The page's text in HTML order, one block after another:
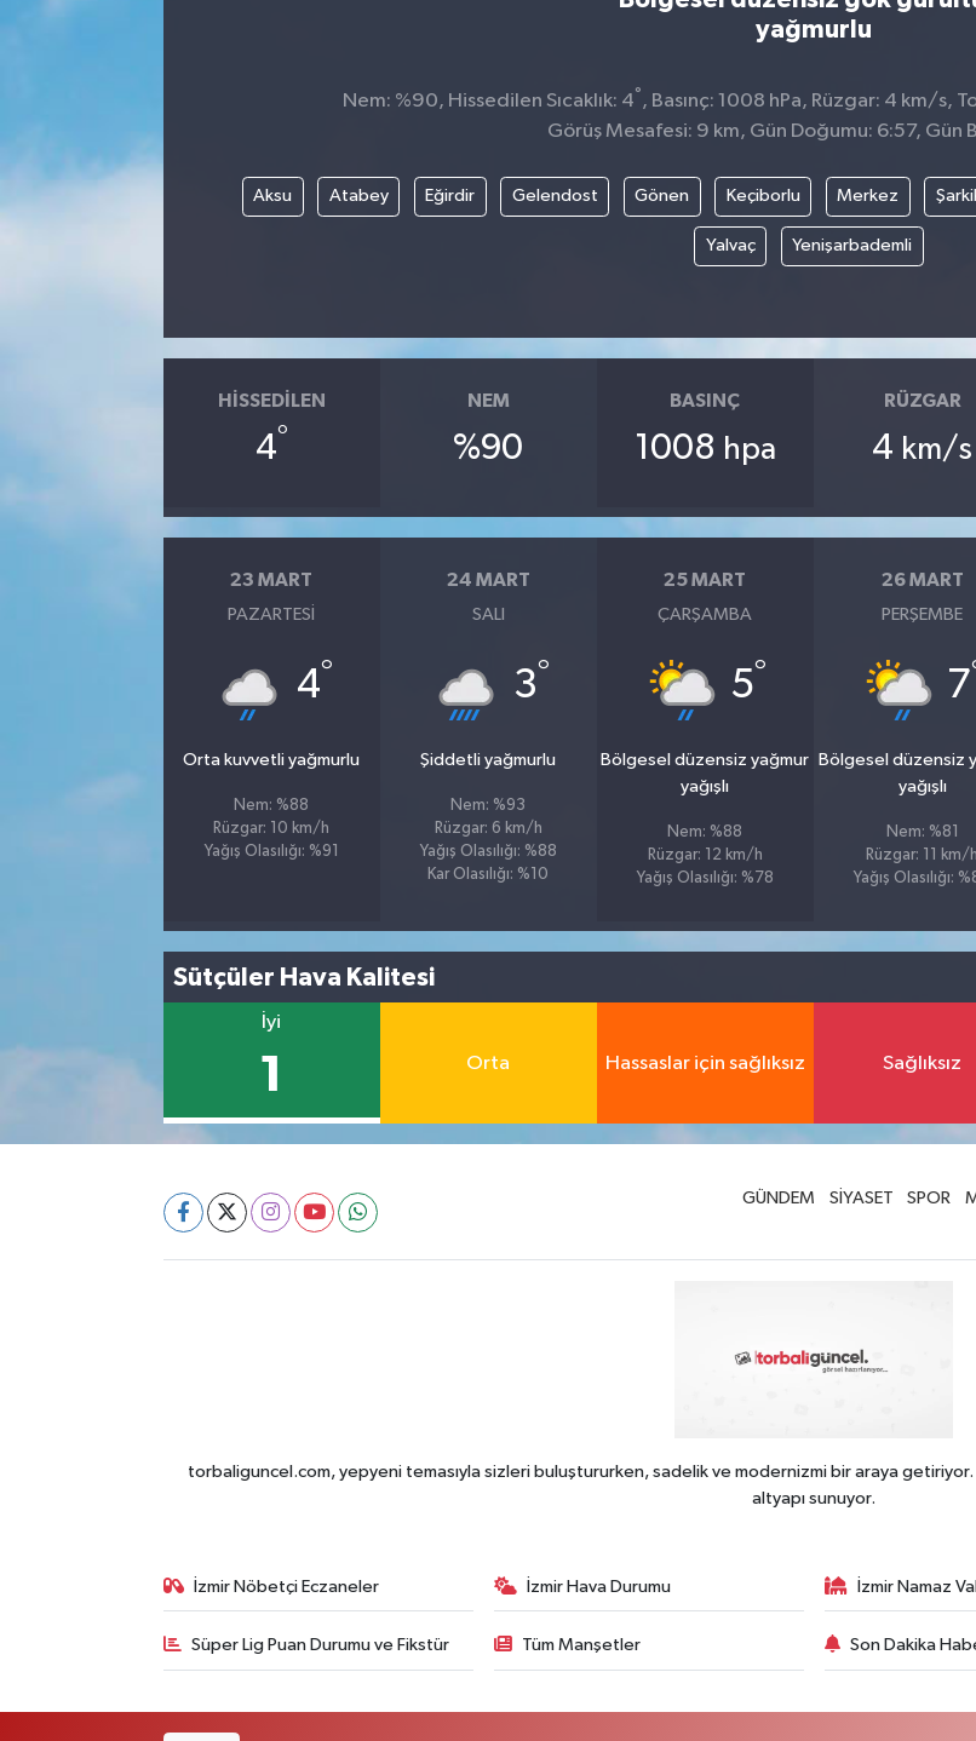
yağmurlu
Nem: %90, Hissedilen Sıcaklık: 4° , Basınç: 1008 hPa, Rüzgar: 4 km/s,
Görüş Mesafesi: 9 km, Gün Doğumu: 6:57, Gün
Aksu Atabey Eğirdir Gelendost Gönen Keçiborlu Merkez
Yalvaç Yenişarbademli
HISSEDILEN
4°
NEM
%90
BASINÇ
1008 hpa
RÜZGAR
4 km/s
23 MART
PAZARTESI
4°
Orta kuvvetli yağmurlu
Nem: %88
Rüzgar: 10 km/h
Yağış Olasılığı: %91
24 MART
SALI
3°
Şiddetli yağmurlu
Nem: %93
Rüzgar: 6 km/h
Yağış Olasılığı: %88
Kar Olasılığı: %10
25 MART
ÇARŞAMBA
5°
Bölgesel düzensiz yağmur
yağışlı
Nem: %88
Rüzgar: 12 km/h
Yağış Olasılığı: %78
26 MART
PERŞEMBE
7
Bölgesel düzensiz
yağışlı
Nem: %81
Rüzgar: 11 km/h
Yağış Olasılığı:
Sütçüler Hava Kalitesi
İyi
1 Orta Hassaslar için sağlıksız Sağlıksız
GÜNDEM SİYASET SPOR
torbaliguncel.com, yepyeni temasıyla sizleri buluştururken, sadelik ve modernizmi bir araya
altyapı sunuyor.
İzmir Nöbetçi Eczaneler İzmir Hava Durumu İzmir Namaz
Süper Lig Puan Durumu ve Fikstür Tüm Manşetler Son Dakika